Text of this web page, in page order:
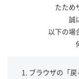
たため
誠
以下の場
ブラウザの「